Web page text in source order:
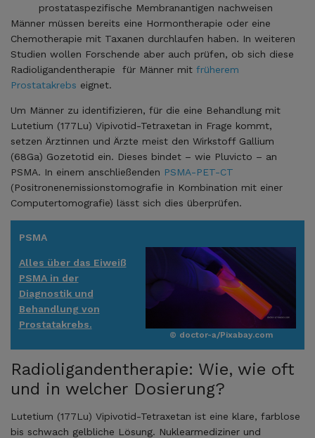
prostataspezifische Membranantigen nachweisen
Männer müssen bereits eine Hormontherapie oder eine
Chemotherapie mit Taxanen durchlaufen haben. In weiteren
Studien wollen Forschende aber auch prüfen, ob sich diese
Radioligandentherapie für Männer mit früherem
Prostatakrebs eignet.
Um Männer zu identifizieren, für die eine Behandlung mit
Lutetium (177Lu) Vipivotid-Tetraxetan in Frage kommt,
setzen Ärztinnen und Ärzte meist den Wirkstoff Gallium
(68Ga) Gozetotid ein. Dieses bindet – wie Pluvicto – an
PSMA. In einem anschließenden PSMA-PET-CT
(Positronenemissionstomografie in Kombination mit einer
Computertomografie) lässt sich dies überprüfen.
PSMA
Alles über das Eiweiß
PSMA in der
Diagnostik und
Behandlung von
Prostatakrebs.
© doctor-a/Pixabay.com
Radioligandentherapie: Wie, wie oft
und in welcher Dosierung?
Lutetium (177Lu) Vipivotid-Tetraxetan ist eine klare, farblose
bis schwach gelbliche Lösung. Nuklearmediziner und